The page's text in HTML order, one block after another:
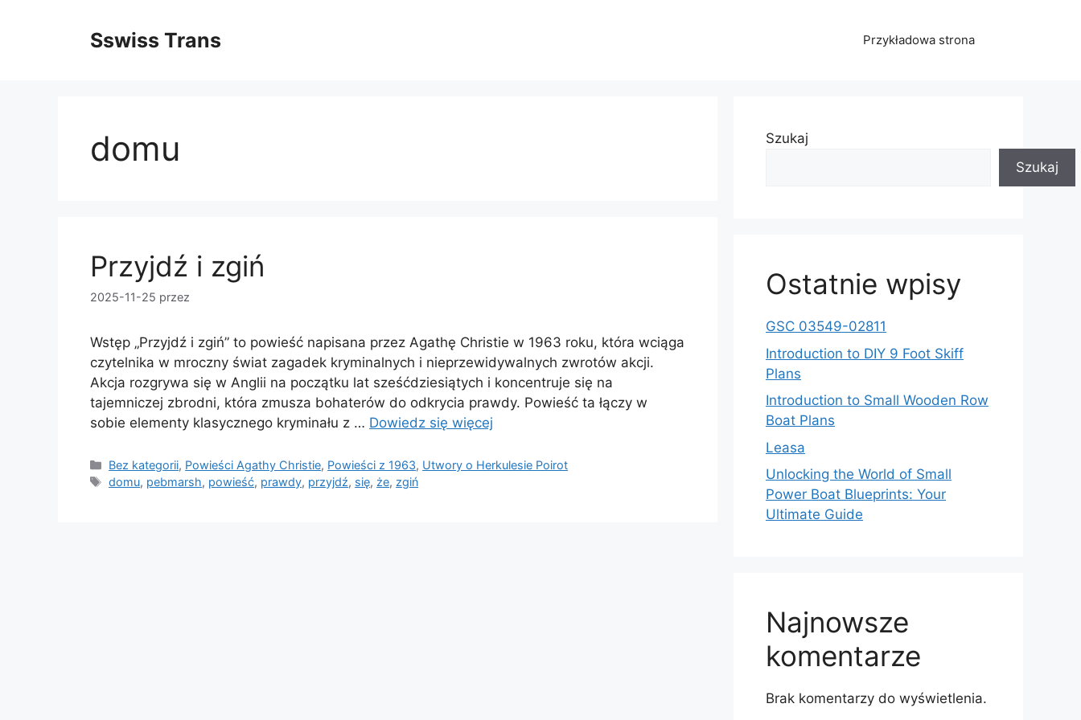
Sswiss Trans Przykładowa strona
domu
Przyjdź i zgiń
2025-11-25 przez
Wstęp „Przyjdź i zgiń” to powieść napisana przez Agathę Christie w 1963 roku, która wciąga
czytelnika w mroczny świat zagadek kryminalnych i nieprzewidywalnych zwrotów akcji.
Akcja rozgrywa się w Anglii na początku lat sześćdziesiątych i koncentruje się na
tajemniczej zbrodni, która zmusza bohaterów do odkrycia prawdy. Powieść ta łączy w
sobie elementy klasycznego kryminału z … Dowiedz się więcej
Kategorie
Bez kategorii, Powieści Agathy Christie, Powieści z 1963, Utwory o Herkulesie Poirot
Tagi
domu, pebmarsh, powieść, prawdy, przyjdź, się, że, zgiń
Szukaj
Szukaj
Ostatnie wpisy
GSC 03549-02811
Introduction to DIY 9 Foot Skiff
Plans
Introduction to Small Wooden Row
Boat Plans
Leasa
Unlocking the World of Small
Power Boat Blueprints: Your
Ultimate Guide
Najnowsze
komentarze
Brak komentarzy do wyświetlenia.